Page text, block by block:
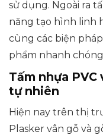
sử dụng. Ngoài ra
năng tạo hình linh
cùng các biện
phẩm nhanh
Tấm nhựa PVC
tự nhiên
Hiện nay trên thị
Plasker vân gỗ và